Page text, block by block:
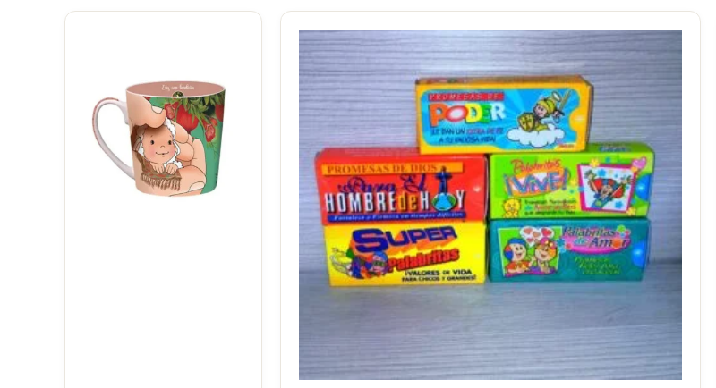
Current
price
was:
$9.000.
price
is:
$8.550.